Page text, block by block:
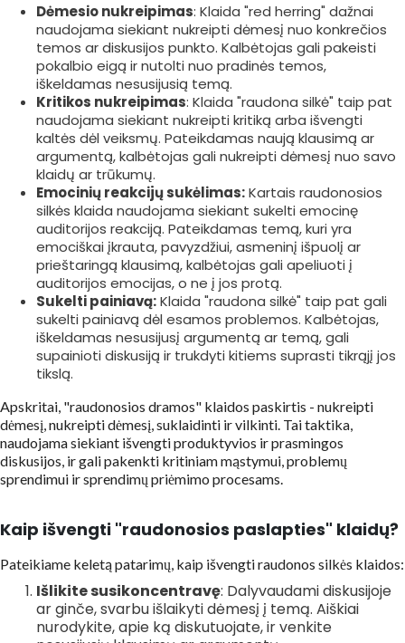
Dėmesio nukreipimas: Klaida "red herring" dažnai
naudojama siekiant nukreipti dėmesį nuo konkrečios
temos ar diskusijos punkto. Kalbėtojas gali pakeisti
pokalbio eigą ir nutolti nuo pradinės temos,
iškeldamas nesusijusią temą.
Kritikos nukreipimas: Klaida "raudona silkė" taip pat
naudojama siekiant nukreipti kritiką arba išvengti
kaltės dėl veiksmų. Pateikdamas naują klausimą ar
argumentą, kalbėtojas gali nukreipti dėmesį nuo savo
klaidų ar trūkumų.
Emocinių reakcijų sukėlimas:Kartais raudonosios
silkės klaida naudojama siekiant sukelti emocinę
auditorijos reakciją. Pateikdamas temą, kuri yra
emociškai įkrauta, pavyzdžiui, asmeninį išpuolį ar
prieštaringą klausimą, kalbėtojas gali apeliuoti į
auditorijos emocijas, o ne į jos protą.
Sukelti painiavą:Klaida "raudona silkė" taip pat gali
sukelti painiavą dėl esamos problemos. Kalbėtojas,
iškeldamas nesusijusį argumentą ar temą, gali
supainioti diskusiją ir trukdyti kitiems suprasti tikrąjį jos
tikslą.
Apskritai, "raudonosios dramos" klaidos paskirtis - nukreipti
dėmesį, nukreipti dėmesį, suklaidinti ir vilkinti. Tai taktika,
naudojama siekiant išvengti produktyvios ir prasmingos
diskusijos, ir gali pakenkti kritiniam mąstymui, problemų
sprendimui ir sprendimų priėmimo procesams.
Kaip išvengti "raudonosios paslapties" klaidų?
Pateikiame keletą patarimų, kaip išvengti raudonos silkės klaidos:
Išlikite susikoncentravę: Dalyvaudami diskusijoje
ar ginče, svarbu išlaikyti dėmesį į temą. Aiškiai
nurodykite, apie ką diskutuojate, ir venkite